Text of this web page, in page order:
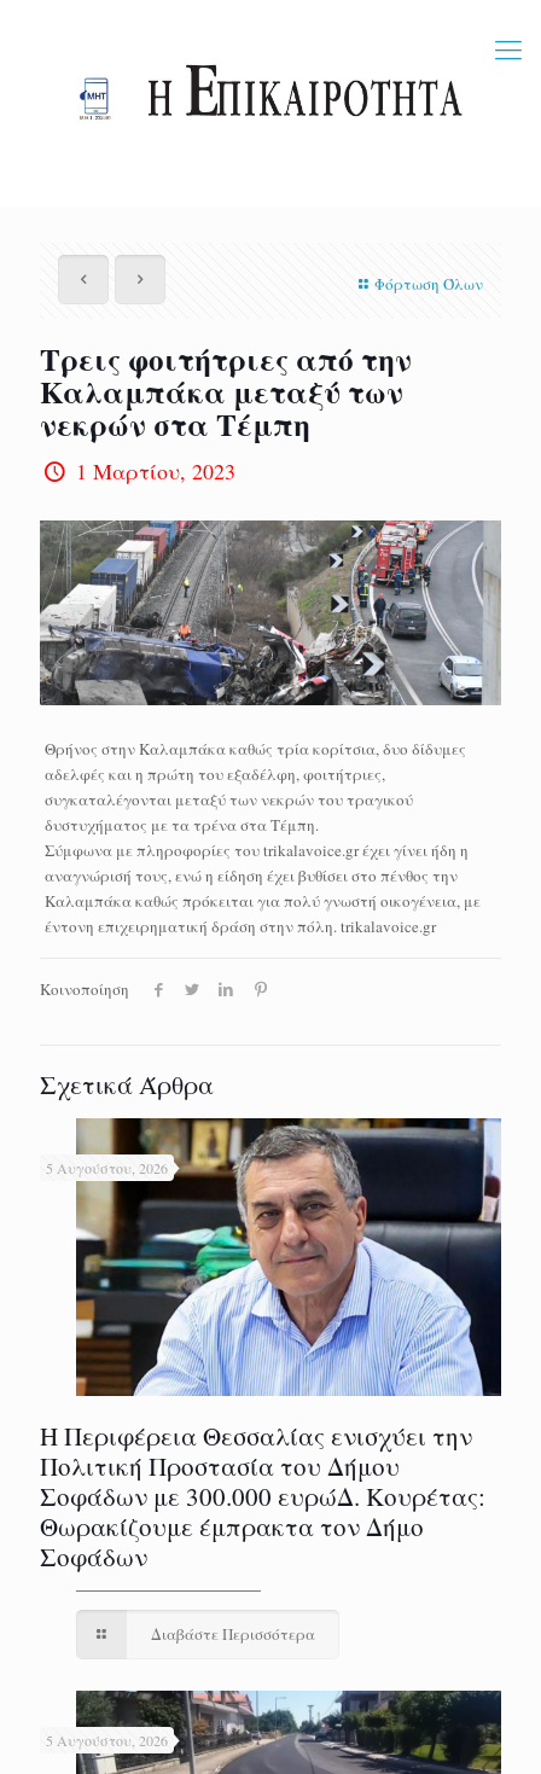
Φόρτωση Όλων
Τρεις φοιτήτριες από την
Καλαμπάκα μεταξύ των
νεκρών στα Τέμπη
1 Μαρτίου, 2023
Θρήνος στην Καλαμπάκα καθώς τρία κορίτσια, δυο δίδυμες
αδελφές και η πρώτη του εξαδέλφη, φοιτήτριες,
συγκαταλέγονται μεταξύ των νεκρών του τραγικού
δυστυχήματος με τα τρένα στα Τέμπη.
Σύμφωνα με πληροφορίες του trikalavoice.gr έχει γίνει ήδη η
αναγνώρισή τους, ενώ η είδηση έχει βυθίσει στο πένθος την
Καλαμπάκα καθώς πρόκειται για πολύ γνωστή οικογένεια, με
έντονη επιχειρηματική δράση στην πόλη. trikalavoice.gr
Κοινοποίηση
Σχετικά Άρθρα
5 Αυγούστου, 2026
Η Περιφέρεια Θεσσαλίας ενισχύει την
Πολιτική Προστασία του Δήμου
Σοφάδων με 300.000 ευρώΔ. Κουρέτας:
Θωρακίζουμε έμπρακτα τον Δήμο
Σοφάδων
Διαβάστε Περισσότερα
5 Αυγούστου, 2026